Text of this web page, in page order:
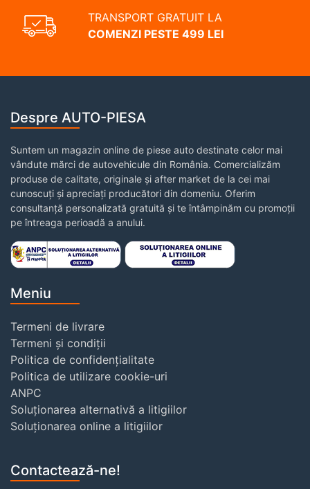
TRANSPORT GRATUIT LA
COMENZI PESTE 499 LEI
Despre AUTO-PIESA
Suntem un magazin online de piese auto destinate celor mai
vândute mărci de autovehicule din România. Comercializăm
produse de calitate, originale și after market de la cei mai
cunoscuți și apreciați producători din domeniu. Oferim
consultanță personalizată gratuită și te întâmpinăm cu promoții
pe întreaga perioadă a anului.
Meniu
Termeni de livrare
Termeni și condiții
Politica de confidențialitate
Politica de utilizare cookie-uri
ANPC
Soluționarea alternativă a litigiilor
Soluționarea online a litigiilor
Contactează-ne!